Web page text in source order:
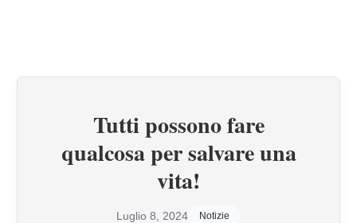
Tutti possono fare
qualcosa per salvare una
vita!
Luglio 8, 2024 Notizie